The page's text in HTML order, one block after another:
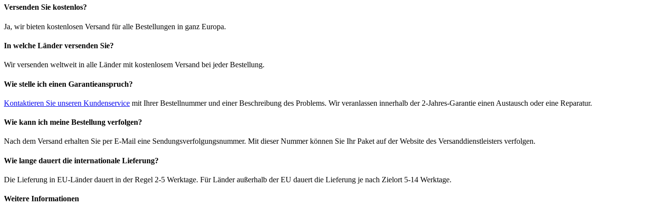
Versenden Sie kostenlos?
Ja, wir bieten kostenlosen Versand für alle Bestellungen in ganz Europa.
In welche Länder versenden Sie?
Wir versenden weltweit in alle Länder mit kostenlosem Versand bei jeder Bestellung.
Wie stelle ich einen Garantieanspruch?
Kontaktieren Sie unseren Kundenservice mit Ihrer Bestellnummer und einer Beschreibung des Problems. Wir veranlassen innerhalb der 2-Jahres-Garantie einen Austausch oder eine Reparatur.
Wie kann ich meine Bestellung verfolgen?
Nach dem Versand erhalten Sie per E-Mail eine Sendungsverfolgungsnummer. Mit dieser Nummer können Sie Ihr Paket auf der Website des Versanddienstleisters verfolgen.
Wie lange dauert die internationale Lieferung?
Die Lieferung in EU-Länder dauert in der Regel 2-5 Werktage. Für Länder außerhalb der EU dauert die Lieferung je nach Zielort 5-14 Werktage.
Weitere Informationen